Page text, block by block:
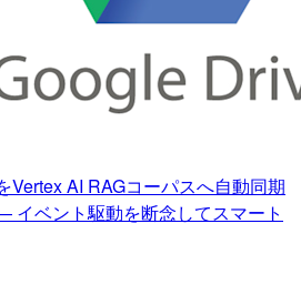
Vertex AI RAGコーパスへ自動同期
イベント駆動を断念してスマート